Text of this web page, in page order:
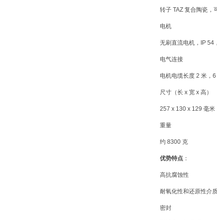
转子 TAZ 复合陶瓷，
电机
无刷直流电机，IP 54
电气连接
电机电缆长度 2 米，
尺寸（长 x 宽 x 高）
257 x 130 x 129 毫米
重量
约 8300 克
优势特点 ：
高抗腐蚀性
耐氧化性和还原性介
密封